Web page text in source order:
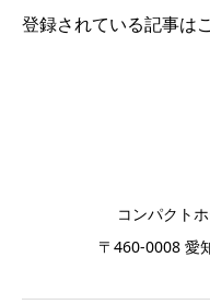
登録されている記事は
コンパクト
〒460-0008 愛